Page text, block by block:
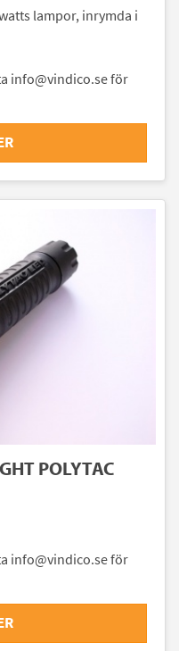
lampor, inrymda i
info@vindico.se för
POLYTAC
info@vindico.se för